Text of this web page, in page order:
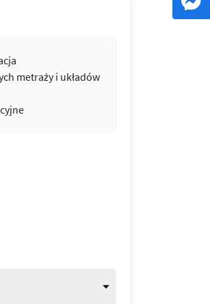
metraży i układów